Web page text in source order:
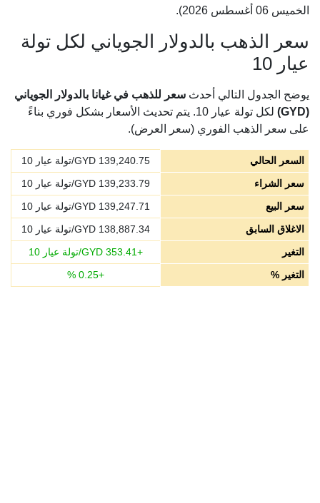
الخميس 06 أغسطس 2026).
سعر الذهب بالدولار الجوياني لكل تولة
عيار 10
يوضح الجدول التالي أحدث سعر للذهب في غيانا بالدولار الجوياني
(GYD)
لكل تولة عيار 10. يتم تحديث الأسعار بشكل فوري بناءً
على سعر الذهب الفوري (سعر العرض).
السعر الحالي 139,240.75
سعر الشراء
139,233.79
سعر البيع
139,247.71
الاغلاق السابق
138,887.34
التغير
+
353.41
التغير %
+
0.25
%